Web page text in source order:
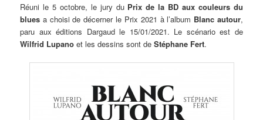
Réuni le 5 octobre, le jury du Prix de la BD aux couleurs du
blues a choisi de décerner le Prix 2021 à l’album Blanc autour,
paru aux éditions Dargaud le 15/01/2021. Le scénario est de
Wilfrid Lupano et les dessins sont deStéphane Fert.